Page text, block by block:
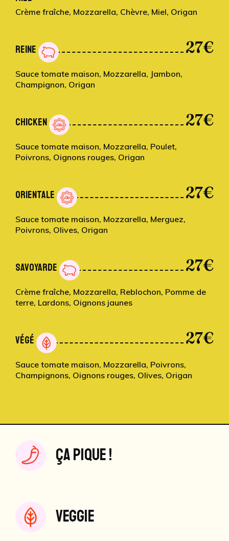
Crème fraîche, Mozzarella, Chèvre, Miel, Origan
REINE 27€
Sauce tomate maison, Mozzarella, Jambon,
Champignon, Origan
CHICKEN 27€
Sauce tomate maison, Mozzarella, Poulet,
Poivrons, Oignons rouges, Origan
ORIENTALE 27€
Sauce tomate maison, Mozzarella, Merguez,
Poivrons, Olives, Origan
SAVOYARDE 27€
Crème fraîche, Mozzarella, Reblochon, Pomme de
terre, Lardons, Oignons jaunes
VÉGÉ 27€
Sauce tomate maison, Mozzarella, Poivrons,
Champignons, Oignons rouges, Olives, Origan
ÇA PIQUE !
VEGGIE